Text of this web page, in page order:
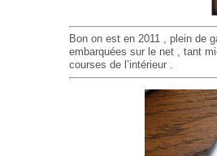
Bon on est en 2011 , plein de
embarquées sur le net , tant
courses de l’intérieur .